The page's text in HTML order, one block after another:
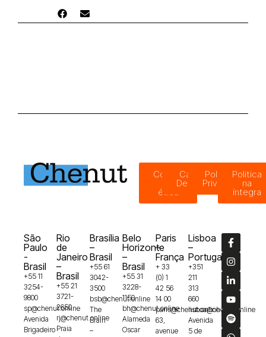
Código
ética
Canal de
Denúncias
Política de
Privacidade
Política
na
íntegra
São
Paulo
-
Brasil
+55 11
3254-
9800
sp@chenut.online
Avenida
Brigadeiro
Rio
de
Janeiro
–
Brasil
+55 21
3721-
2650
rj@chenut.online
Praia
Brasília
–
Brasil
+55 61
3042-
3500
bsb@chenut.online
The
Brain
–
Belo
Horizonte
–
Brasil
+55 31
3228-
1150
bh@chenut.online
Alameda
Oscar
Paris
–
França
+ 33
(0) 1
42 56
14 00
paris@chenut.online
63,
avenue
Lisboa
–
Portugal
+351
211
313
660
lisboa@chenut.online
Avenida
5 de